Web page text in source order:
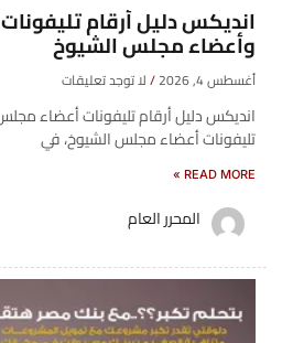
انديكس دليل أرقام
وأعضاء مجلس الشيوخ
أغسطس 4, 2026 لا توجد تعليقات
انديكس دليل أرقام تليفونات أعضاء
تليفونات أعضاء مجلس الشيوخ، في
READ MORE »
المحرر العام